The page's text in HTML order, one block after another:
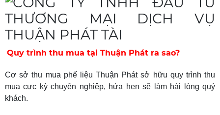
Quy trình thu mua tại Thuận Phát ra sao?
Cơ sở thu mua phế liệu Thuận Phát sở hữu quy trình thu
mua cực kỳ chuyên nghiệp, hứa hẹn sẽ làm hài lòng quý
khách.